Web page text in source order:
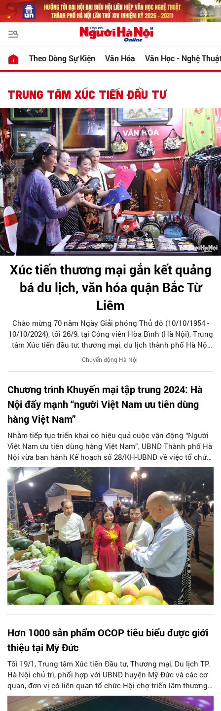
Theo Dòng Sự Kiện Văn Hóa Văn Học - Nghệ
TRUNG TÂM XÚC TIẾN ĐẦU TƯ
Xúc tiến thương mại gắn kết quảng
bá du lịch, văn hóa quận Bắc Từ
Liêm
Chào mừng 70 năm Ngày Giải phóng Thủ đô (10/10/1954 -
10/10/2024), tối 26/9, tại Công viên Hòa Bình (Hà Nội), Trung
tâm Xúc tiến đầu tư, thương mại, du lịch thành phố Hà Nội
phối hợp với UBND quận Bắc Từ Liêm khai mạc Hội chợ xúc
tiến thương mại gắn kết quảng bá du lịch, văn hóa quận Bắc
Chuyển động Hà Nội
Chương trình Khuyến mại tập trung 2024: Hà
Nội đẩy mạnh “người Việt Nam ưu tiên dùng
hàng Việt Nam”
Nhằm tiếp tục triển khai có hiệu quả cuộc vận động “Người
Việt Nam ưu tiên dùng hàng Việt Nam”, UBND Thành phố Hà
Nội vừa ban hành Kế hoạch số 28/KH-UBND về việc tổ chức
Chương trình Khuyến mại tập trung Thành phố Hà Nội năm
2024.
Hơn 1000 sản phẩm OCOP tiêu biểu được giới
thiệu tại Mỹ Đức
Tối 19/1, Trung tâm Xúc tiến Đầu tư, Thương mại, Du lịch TP.
Hà Nội chủ trì, phối hợp với UBND huyện Mỹ Đức và các cơ
quan, đơn vị có liên quan tổ chức Hội chợ triển lãm thương
mại và giới thiệu sản phẩm OCOP.